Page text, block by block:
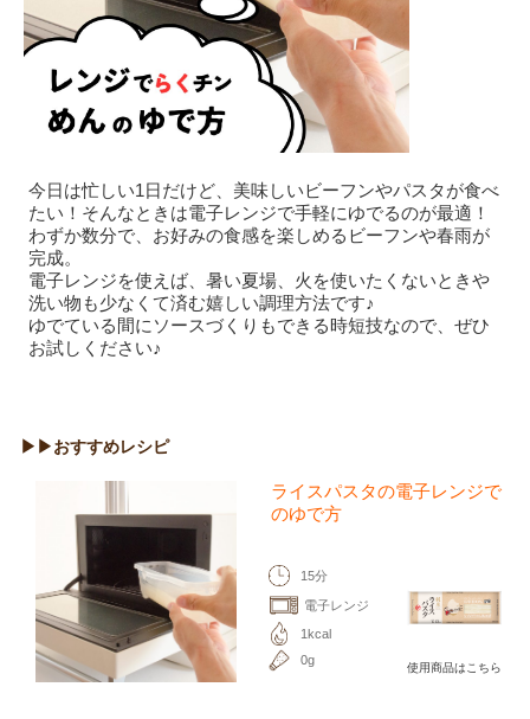
今日は忙しい1日だけど、美味しいビーフンやパスタが食べ
たい！そんなときは電子レンジで手軽にゆでるのが最適！
わずか数分で、お好みの食感を楽しめるビーフンや春雨が
完成。
電子レンジを使えば、暑い夏場、火を使いたくないときや
洗い物も少なくて済む嬉しい調理方法です♪
ゆでている間にソースづくりもできる時短技なので、ぜひ
お試しください♪
▶▶おすすめレシピ
ライスパスタの電子レンジで
のゆで方
15分
電子レンジ
1kcal
0g
使用商品はこちら